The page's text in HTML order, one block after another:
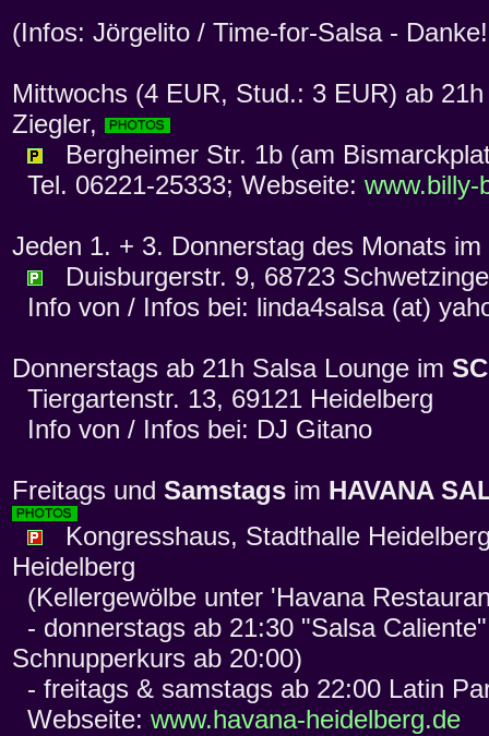
(Infos: Jörgelito / Time-for-Salsa -
Mittwochs (4 EUR, Stud.: 3 EUR) ab
Ziegler,
Bergheimer Str. 1b (am
Tel. 06221-25333; Webseite: www.billy-
Jeden 1. + 3. Donnerstag des Monats im
Duisburgerstr. 9, 68723
Info von / Infos bei: linda4salsa (at)
Donnerstags ab 21h Salsa Lounge im
Tiergartenstr. 13, 69121 Heidelberg
Info von / Infos bei: DJ Gitano
Freitags und Samstags im HAVANA
Kongresshaus, Stadthalle
Heidelberg
(Kellergewölbe unter 'Havana
- donnerstags ab 21:30 "Salsa
Schnupperkurs ab 20:00)
- freitags & samstags ab 22:00 Latin
Webseite: www.havana-heidelberg.de